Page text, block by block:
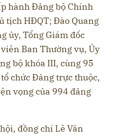
hành Đảng bộ Chính
tịch HĐQT; Đào Quang
ủy, Tổng Giám đốc
Ban Thường vụ, Ủy
bộ khóa III, cùng 95
chức Đảng trực thuộc,
vọng của 994 đảng
đồng chí Lê Văn